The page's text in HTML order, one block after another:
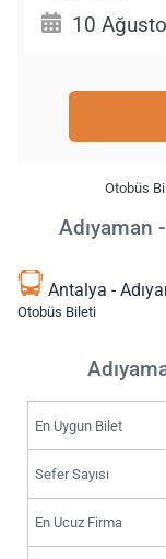
Otobüs
Adıyaman
Antalya -
Otobüs Bileti
En Uygun Bilet
Sefer Sayısı
En Ucuz Firma